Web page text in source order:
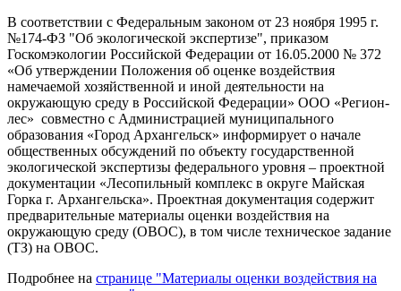
В соответствии с Федеральным законом от 23 ноября 1995 г.
№174-ФЗ "Об экологической экспертизе", приказом
Госкомэкологии Российской Федерации от 16.05.2000 № 372
«Об утверждении Положения об оценке воздействия
намечаемой хозяйственной и иной деятельности на
окружающую среду в Российской Федерации» ООО «Регион-
лес» совместно с Администрацией муниципального
образования «Город Архангельск» информирует о начале
общественных обсуждений по объекту государственной
экологической экспертизы федерального уровня – проектной
документации «Лесопильный комплекс в округе Майская
Горка г. Архангельска». Проектная документация содержит
предварительные материалы оценки воздействия на
окружающую среду (ОВОС), в том числе техническое задание
(ТЗ) на ОВОС.
Подробнее на странице "Материалы оценки воздействия на